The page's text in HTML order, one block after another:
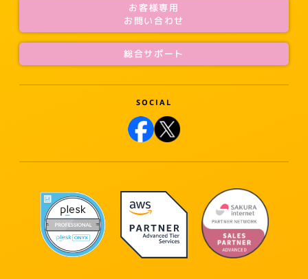
お客様専用
お問い合わせ
総合サポート